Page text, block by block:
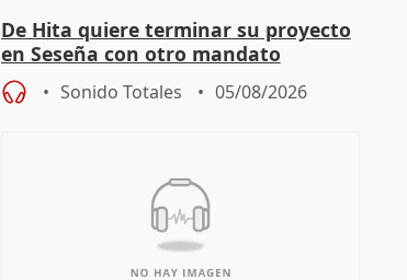
De Hita quiere terminar su proyecto
en Seseña con otro mandato
Sonido Totales 05/08/2026